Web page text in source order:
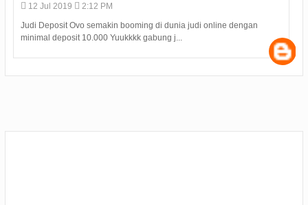
online dengan
09
Hasil Seleksi Bersama Perguruan Tinggi SBMPTN
pada Selasa (9/7) pukul 15.00 WIB. Samp...